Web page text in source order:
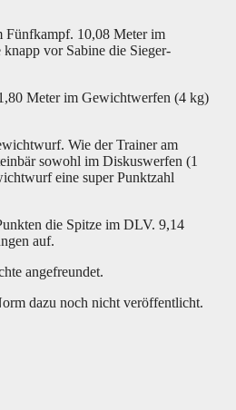
Fünfkampf. 10,08 Meter im
vor Sabine die Sieger-
Meter im Gewichtwerfen (4 kg)
Wie der Trainer am
sowohl im Diskuswerfen (1
eine super Punktzahl
die Spitze im DLV. 9,14
auf.
angefreundet.
dazu noch nicht veröffentlicht.